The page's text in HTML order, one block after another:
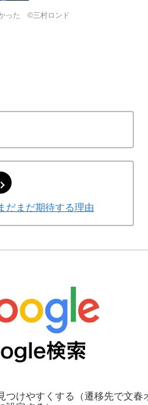
かった ©三村ロンド
だまだ期待する理由
つけやすくする
（遷移先で文春